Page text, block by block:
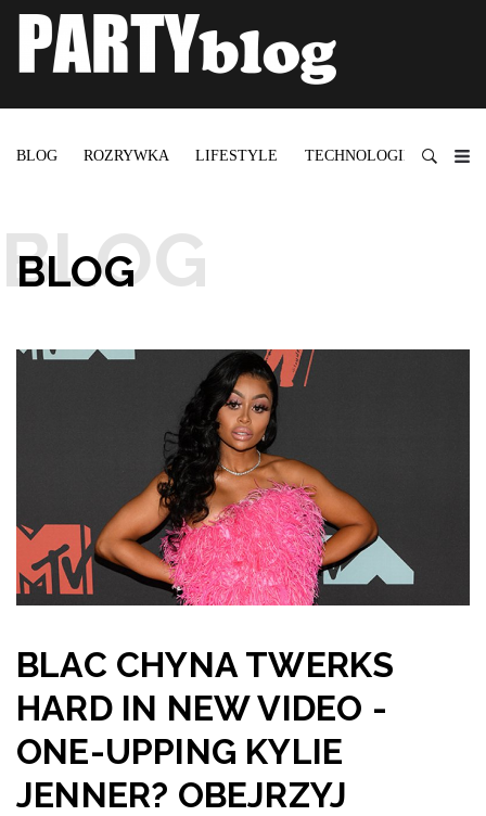
BLOG ROZRYWKA LIFESTYLE TECHNOLOGIE
BLOG
BLAC CHYNA TWERKS
HARD IN NEW VIDEO -
ONE-UPPING KYLIE
JENNER? OBEJRZYJ